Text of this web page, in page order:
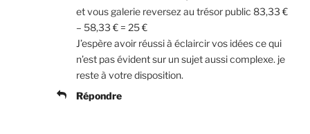
et vous galerie reversez au trésor public 83,33 €
– 58,33 € = 25 €
J’espère avoir réussi à éclaircir vos idées ce qui
n’est pas évident sur un sujet aussi complexe. je
reste à votre disposition.
Répondre